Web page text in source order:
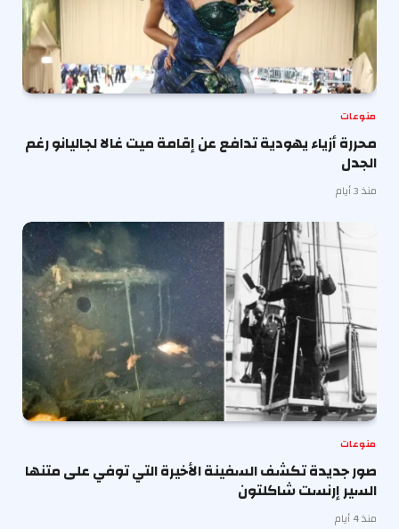
منوعات
محررة أزياء يهودية تدافع عن إقامة ميت غالا لجاليانو رغم
الجدل
منذ 3 أيام
منوعات
صور جديدة تكشف السفينة الأخيرة التي توفي على متنها
السير إرنست شاكلتون
منذ 4 أيام